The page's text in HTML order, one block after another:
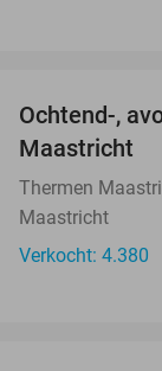
Ochtend-,
Maastricht
Thermen
Maastricht
Verkocht: 4.380